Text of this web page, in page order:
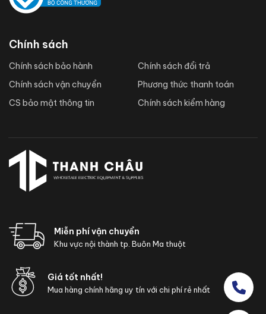
Chính sách
Chính sách bảo hành
Chính sách vận chuyển
CS bảo mật thông tin
Chính sách đổi trả
Phương thức thanh toán
Chính sách kiểm hàng
Miễn phí vận chuyển
Khu vực nội thành tp. Buôn Ma thuột
Giá tốt nhất!
Mua hàng chính hãng uy tín với chi phí rẻ nhất